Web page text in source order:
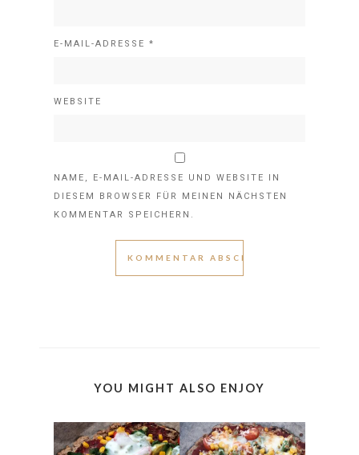
E-MAIL-ADRESSE *
WEBSITE
NAME, E-MAIL-ADRESSE UND WEBSITE IN
DIESEM BROWSER FÜR MEINEN NÄCHSTEN
KOMMENTAR SPEICHERN.
YOU MIGHT ALSO ENJOY